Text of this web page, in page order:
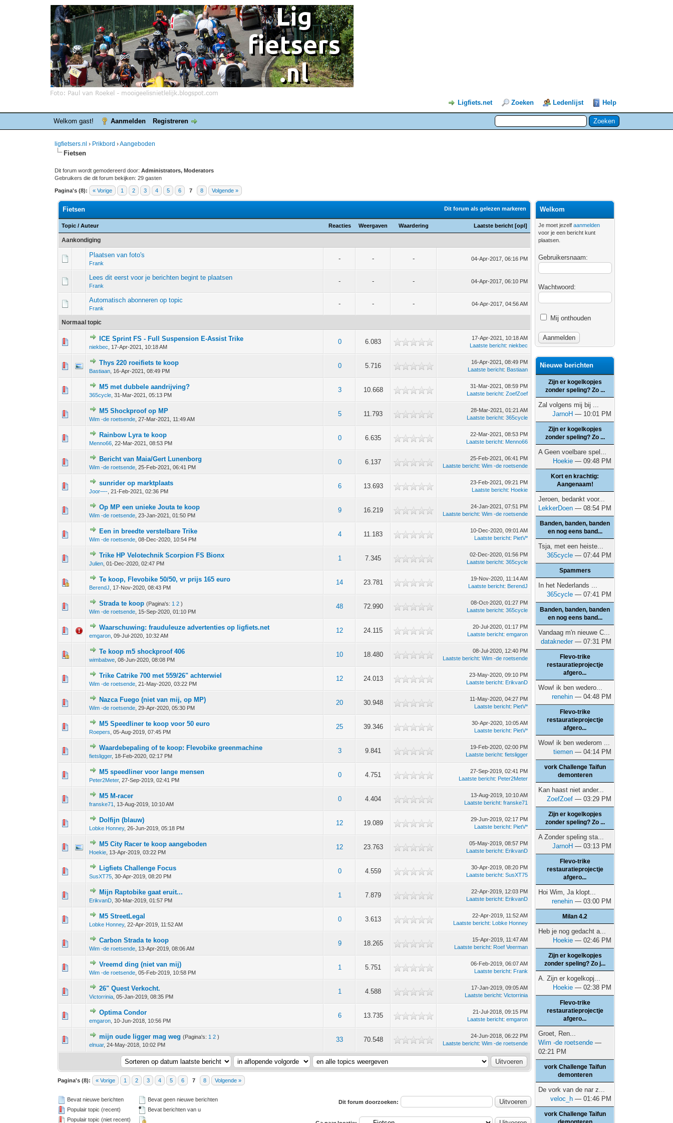
Ligfiets.net Zoeken Ledenlijst Help
Welkom gast! Aanmelden Registreren
ligfietsers.nl › Prikbord ›Aangeboden
Fietsen
Dit forum wordt gemodereerd door:Administrators, Moderators
Gebruikers die dit forum bekijken: 29 gasten
Pagina's (8): « Vorige 1 2 3 4 5 6 7 8 Volgende »
Dit forum als gelezen markeren
Fietsen
Topic /Auteur Reacties Weergaven Waardering Laatste bericht [opl]
Aankondiging
Plaatsen van foto's
Frank
- - - 04-Apr-2017, 06:16 PM
Lees dit eerst voor je berichten begint te plaatsen
Frank
- - - 04-Apr-2017, 06:10 PM
Automatisch abonneren op topic
Frank
- - - 04-Apr-2017, 04:56 AM
Normaal topic
ICE Sprint FS - Full Suspension E-Assist Trike
niekbec 17-Apr-2021, 10:18 AM
0 6.083
0 stem - 0 van 5 gemiddeld
1 234 5
17-Apr-2021, 10:18 AM
Laatste bericht:niekbec
Thys 220 roeifiets te koop
Bastiaan 16-Apr-2021, 08:49 PM
0 5.716
0 stem - 0 van 5 gemiddeld
1234 5
16-Apr-2021, 08:49 PM
Laatste bericht: Bastiaan
M5 met dubbele aandrijving?
365cycle ,31-Mar-2021, 05:13 PM
3 10.668
0 stem - 0 van 5 gemiddeld
1 2345
31-Mar-2021, 08:59 PM
Laatste bericht:ZoefZoef
M5 Shockproof op MP
Wim -de roetsende ,27-Mar-2021, 11:49 AM
5 11.793
0 stem - 0 van 5 gemiddeld
123 45
28-Mar-2021, 01:21 AM
Laatste bericht:365cycle
Rainbow Lyra te koop
Menno66 ,22-Mar-2021, 08:53 PM
0 6.635
0 stem - 0 van 5 gemiddeld
1 2345
22-Mar-2021, 08:53 PM
Laatste bericht: Menno66
Bericht van Maia/Gert Lunenborg
Wim -de roetsende ,25-Feb-2021, 06:41 PM
0 6.137
0 stem - 0 van 5 gemiddeld
12345
25-Feb-2021, 06:41 PM
Laatste bericht:Wim -de roetsende
sunrider op marktplaats
Joor—- ,21-Feb-2021, 02:36 PM
6 13.693
0 stem - 0 van 5 gemiddeld
1 2345
23-Feb-2021, 09:21 PM
Laatste bericht: Hoekie
Op MP een unieke Jouta te koop
Wim -de roetsende ,23-Jan-2021, 01:50 PM
9 16.219
0 stem - 0 van 5 gemiddeld
123 45
24-Jan-2021, 07:51 PM
Laatste bericht:Wim -de roetsende
Een in breedte verstelbare Trike
Wim -de roetsende ,08-Dec-2020, 10:54 PM
4 11.183
0 stem - 0 van 5 gemiddeld
12345
10-Dec-2020, 09:01 AM
Laatste bericht: PietV*
Trike HP Velotechnik Scorpion FS Bionx
Julien ,01-Dec-2020, 02:47 PM
1 7.345
0 stem - 0 van 5 gemiddeld
12345
02-Dec-2020, 01:56 PM
Laatste bericht:365cycle
Te koop, Flevobike 50/50, vr prijs 165 euro
BerendJ 17-Nov-2020, 08:43 PM
14 23.781
0 stem - 0 van 5 gemiddeld
12345
19-Nov-2020, 11:14 AM
Laatste bericht: BerendJ
Strada te koop (Pagina's: 1 2 )
Wim -de roetsende 15-Sep-2020, 01:10 PM
48 72.990
0 stem - 0 van 5 gemiddeld
12345
08-Oct-2020, 01:27 PM
Laatste bericht:365cycle
Waarschuwing: frauduleuze advertenties op ligfiets.net
emgaron ,09-Jul-2020, 10:32 AM
12 24.115
0 stem - 0 van 5 gemiddeld
1 2345
20-Jul-2020, 01:17 PM
Laatste bericht:emgaron
Te koop m5 shockproof 406
wimbabwe ,08-Jun-2020, 08:08 PM
10 18.480
0 stem - 0 van 5 gemiddeld
12345
08-Jul-2020, 12:40 PM
Laatste bericht:Wim -de roetsende
Trike Catrike 700 met 559/26" achterwiel
Wim -de roetsende ,21-May-2020, 03:22 PM
12 24.013
0 stem - 0 van 5 gemiddeld
12345
23-May-2020, 09:10 PM
Laatste bericht: ErikvanD
Nazca Fuego (niet van mij, op MP)
Wim -de roetsende ,29-Apr-2020, 05:30 PM
20 30.948
0 stem - 0 van 5 gemiddeld
123 45
11-May-2020, 04:27 PM
Laatste bericht: PietV*
M5 Speedliner te koop voor 50 euro
Roepers ,05-Aug-2019, 07:45 PM
25 39.346
0 stem - 0 van 5 gemiddeld
12 345
30-Apr-2020, 10:05 AM
Laatste bericht: PietV*
Waardebepaling of te koop: Flevobike greenmachine
fietsligger, 18-Feb-2020, 02:17 PM
3 9.841
0 stem - 0 van 5 gemiddeld
1 23 45
19-Feb-2020, 02:00 PM
Laatste bericht:fietsligger
M5 speedliner voor lange mensen
Peter2Meter,27-Sep-2019, 02:41 PM
0 4.751
0 stem - 0 van 5 gemiddeld
1234 5
27-Sep-2019, 02:41 PM
Laatste bericht: Peter2Meter
M5 M-racer
franske71 13-Aug-2019, 10:10 AM
0 4.404
0 stem - 0 van 5 gemiddeld
13-Aug-2019, 10:10 AM
Laatste bericht:franske71
Dolfijn (blauw)
Lobke Honney,26-Jun-2019, 05:18 PM
12 19.089
0 stem - 0 van 5 gemiddeld
29-Jun-2019, 02:17 PM
Laatste bericht: PietV*
M5 City Racer te koop aangeboden
Hoekie 13-Apr-2019, 03:22 PM
12 23.763
0 stem - 0 van 5 gemiddeld
1 2345
05-May-2019, 08:57 PM
Laatste bericht: ErikvanD
Ligfiets Challenge Focus
SusXT75 ,30-Apr-2019, 08:20 PM
0 4.559
0 stem - 0 van 5 gemiddeld
123 4 5
30-Apr-2019, 08:20 PM
Laatste bericht:SusXT75
Mijn Raptobike gaat eruit...
ErikvanD ,30-Mar-2019, 01:57 PM
1 7.879
0 stem - 0 van 5 gemiddeld
1234 5
22-Apr-2019, 12:03 PM
Laatste bericht: ErikvanD
M5 StreetLegal
Lobke Honney,22-Apr-2019, 11:52 AM
0 3.613
0 stem - 0 van 5 gemiddeld
22-Apr-2019, 11:52 AM
Laatste bericht: Lobke Honney
Carbon Strada te koop
Wim -de roetsende 13-Apr-2019, 08:06 AM
9 18.265
0 stem - 0 van 5 gemiddeld
12 345
15-Apr-2019, 11:47 AM
Laatste bericht: Roef Veerman
Vreemd ding (niet van mij)
Wim -de roetsende ,05-Feb-2019, 10:58 PM
1 5.751
0 stem - 0 van 5 gemiddeld
12345
06-Feb-2019, 06:07 AM
Laatste bericht: Frank
26" Quest Verkocht.
Victorrinia ,05-Jan-2019, 08:35 PM
1 4.588
0 stem - 0 van 5 gemiddeld
1234
17-Jan-2019, 09:05 AM
Laatste bericht:Victorrinia
Optima Condor
emgaron 10-Jun-2018, 10:56 PM
6 13.735
0 stem - 0 van 5 gemiddeld
1
21-Jul-2018, 09:15 PM
Laatste bericht:emgaron
mijn oude ligger mag weg (Pagina's: 1 2 )
elnuar,24-May-2018, 10:02 PM
33 70.548
0 stem - 0 van 5 gemiddeld
12 345
24-Jun-2018, 06:22 PM
Laatste bericht:Wim -de roetsende
Pagina's (8): « Vorige 1 2 3 4 5 6 7 8 Volgende »
Bevat nieuwe berichten
Populair topic (recent)
Populair topic (niet recent)
Bevat geen nieuwe berichten
Bevat berichten van u
Dit forum doorzoeken:
Welkom
Je moet jezelfaanmelden
voor je een bericht kunt
plaatsen.
Gebruikersnaam:
Wachtwoord:
Mij onthouden
Nieuwe berichten
Zijn er kogelkopjes
zonder speling? Zo ...
Zal volgens mij bij ...
JarnoH — 10:01 PM
Zijn er kogelkopjes
zonder speling? Zo ...
A Geen voelbare spel...
Hoekie — 09:48 PM
Kort en krachtig:
Aangenaam!
Jeroen, bedankt voor...
LekkerDoen — 08:54 PM
Banden, banden, banden
en nog eens band...
Tsja, met een heiste...
365cycle — 07:44 PM
Spammers
In het Nederlands ...
365cycle — 07:41 PM
Banden, banden, banden
en nog eens band...
Vandaag m'n nieuwe C...
datakneder— 07:31 PM
Flevo-trike
restauratieprojectje
afgero...
Wow! ik ben wedero...
renehin — 04:48 PM
Flevo-trike
restauratieprojectje
afgero...
Wow! ik ben wederom ...
tiemen — 04:14 PM
vork Challenge Taifun
demonteren
Kan haast niet ander...
ZoefZoef — 03:29 PM
Zijn er kogelkopjes
zonder speling? Zo ...
A Zonder speling sta...
JarnoH — 03:13 PM
Flevo-trike
restauratieprojectje
afgero...
Hoi Wim, Ja klopt...
renehin — 03:00 PM
Milan 4.2
Heb je nog gedacht a...
Hoekie — 02:46 PM
Zijn er kogelkopjes
zonder speling? Zo j...
A. Zijn er kogelkopj...
Hoekie — 02:38 PM
Flevo-trike
restauratieprojectje
afgero...
Groet, Ren...
Wim -de roetsende —
02:21 PM
vork Challenge Taifun
demonteren
De vork van de nar z...
veloc_h — 01:46 PM
vork Challenge Taifun